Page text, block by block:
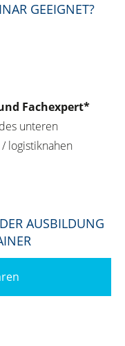
GEEIGNET?
Fachexpert*
des unteren
logistiknahen
AUSBILDUNG